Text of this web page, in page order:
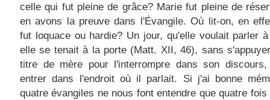
celle qui fut pleine de grâce? Marie fut pleine de
en avons la preuve dans l'Évangile. Où lit-on, en
fut loquace ou hardie? Un jour, qu'elle voulait parler
elle se tenait à la porte (Matt. XII, 46), sans
titre de mère pour l'interrompre dans son
entrer dans l'endroit où il parlait. Si j'ai bonne
quatre évangiles ne nous font entendre que quatre fois